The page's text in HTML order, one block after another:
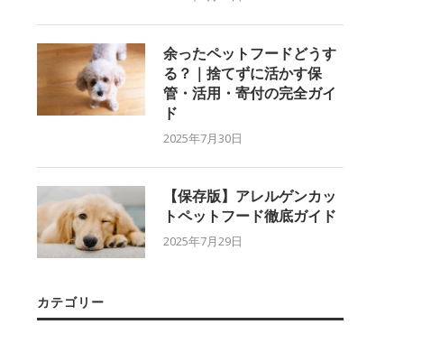
余ったペットフードどうす
る？｜捨てずに活かす保
管・活用・寄付の完全ガイ
ド
2025年7月30日
【保存版】アレルゲンカッ
トペットフード徹底ガイド
2025年7月29日
カテゴリー